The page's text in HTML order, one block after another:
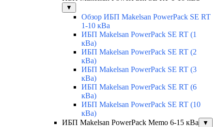
▼
Обзор ИБП Makelsan PowerPack SE RT
1-10 кВа
ИБП Makelsan PowerPack SE RT (1
кВа)
ИБП Makelsan PowerPack SE RT (2
кВа)
ИБП Makelsan PowerPack SE RT (3
кВа)
ИБП Makelsan PowerPack SE RT (6
кВа)
ИБП Makelsan PowerPack SE RT (10
кВа)
ИБП Makelsan PowerPack Memo 6-15 кВа
▼